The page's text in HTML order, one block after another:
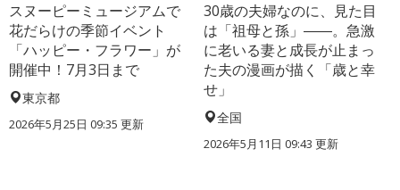
スヌーピーミュージアムで
花だらけの季節イベント
「ハッピー・フラワー」が
開催中！7月3日まで
東京都
2026年5月25日 09:35 更新
30歳の夫婦なのに、見た目
は「祖母と孫」――。急激
に老いる妻と成長が止まっ
た夫の漫画が描く「歳と幸
せ」
全国
2026年5月11日 09:43 更新